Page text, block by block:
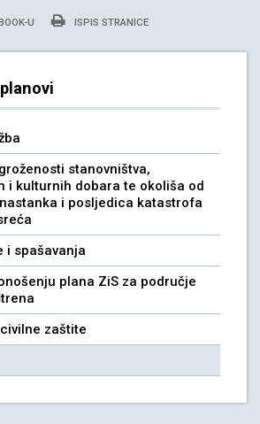
U ISPIS STRANICE
stanovništva,
i kulturnih dobara te okoliša od
i posljedica katastrofa
i spašavanja
plana ZiS za područje
zaštite